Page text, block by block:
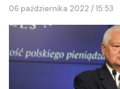
06 października 2022 / 15:53